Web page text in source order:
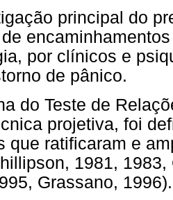
principal do
por clínicos e
de pânico.
do Teste de
projetiva, foi
que ratificaram e
1981,
Grassano, 1996).